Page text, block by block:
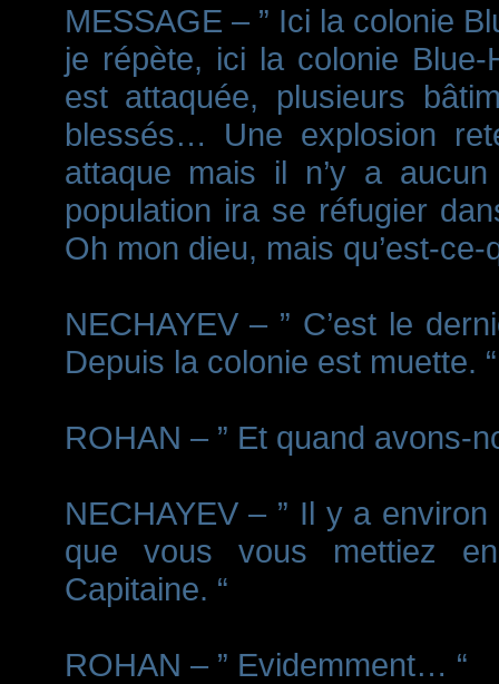
MESSAGE – ” Ici la colonie
je répète, ici la colonie
est attaquée, plusieurs
blessés… Une explosion
attaque mais il n’y a
population ira se réfugier
Oh mon dieu, mais qu’est-
NECHAYEV – ” C’est le
Depuis la colonie est muette. “
ROHAN – ” Et quand avons-
NECHAYEV – ” Il y a
que vous vous mettiez
Capitaine. “
ROHAN – ” Evidemment… “